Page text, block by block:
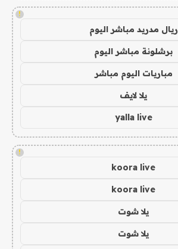
!
ريال مدريد مباشر اليوم
برشلونة مباشر اليوم
مباريات اليوم مباشر
يلا لايف
yalla live
!
koora live
koora live
يلا شوت
يلا شوت